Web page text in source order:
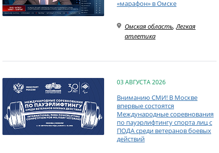
«марафон» в Омске
Омская область,Легкая
атлетика
03 АВГУСТА 2026
Вниманию СМИ! В Москве
впервые состоятся
Международные соревнования
по пауэрлифтингу спорта лиц с
ПОДА среди ветеранов боевых
действий